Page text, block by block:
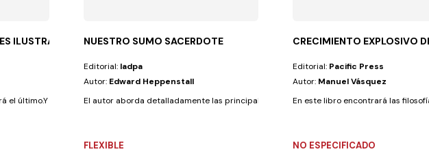
ILUSTRADO
el último.Y entre ambos, todos tenemos otros...
NUESTRO SUMO SACERDOTE
Editorial: Iadpa
Autor: Edward Heppenstall
El autor aborda detalladamente las principales enseñanzas bíblicas respecto a la...
FLEXIBLE
CRECIMIENTO EXPLOSIVO
Editorial: Pacific Press
Autor: Manuel Vásquez
En este libro encontrará las
NO ESPECIFICADO